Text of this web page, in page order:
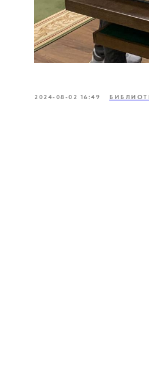
2024-08-02 16:49